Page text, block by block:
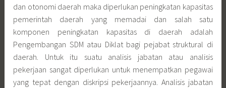
dan otonomi daerah maka diperlukan peningkatan kapasitas
pemerintah daerah yang memadai dan salah satu
komponen peningkatan kapasitas di daerah adalah
Pengembangan SDM atau Diklat bagi pejabat struktural di
daerah. Untuk itu suatu analisis jabatan atau analisis
pekerjaan sangat diperlukan untuk menempatkan pegawai
yang tepat dengan diskripsi pekerjaannya. Analisis jabatan